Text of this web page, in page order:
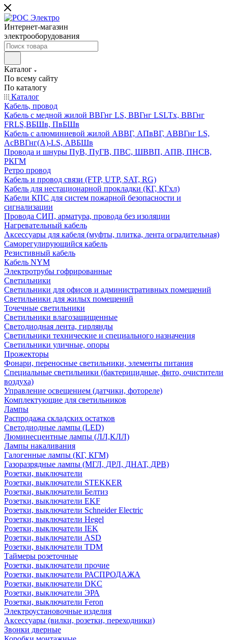
Интернет-магазин
электрооборудования
Каталог
По всему сайту
По каталогу
Каталог
Кабель, провод
Кабель с медной жилой ВВГнг LS, ВВГнг LSLTx, ВВГнг
FRLS,ВБШв, ПвБШв
Кабель с алюминиевой жилой АВВГ, АПвВГ, АВВГнг LS,
АсВВГнг(А)-LS, АВБШв
Провода и шнуры ПуВ, ПуГВ, ПВС, ШВВП, АПВ, ПНСВ,
РКГМ
Ретро провод
Кабель и провод связи (FTP, UTP, SAT, RG)
Кабель для нестационарной прокладки (КГ, КГхл)
Кабели КПС для систем пожарной безопасности и
сигнализации
Провода СИП, арматура, провода без изоляции
Нагревательный кабель
Аксессуары для кабеля (муфты, плитка, лента оградительная)
Саморегулирующийся кабель
Резистивный кабель
Кабель NYM
Электротрубы гофрированные
Светильники
Светильники для офисов и административных помещений
Светильники для жилых помещений
Точечные светильники
Светильники влагозащищенные
Светодиодная лента, гирлянды
Светильники технические и специального назначения
Светильники уличные, опоры
Прожекторы
Фонари, переносные светильники, элементы питания
Специальные светильники (бактерицидные, фито, очистители
воздуха)
Управление освещением (датчики, фотореле)
Комплектующие для светильников
Лампы
Распродажа складских остатков
Светодиодные лампы (LED)
Люминесцентные лампы (ЛЛ,КЛЛ)
Лампы накаливания
Галогенные лампы (КГ, КГМ)
Газоразрядные лампы (МГЛ, ДРЛ, ДНАТ, ДРВ)
Розетки, выключатели
Розетки, выключатели STEKKER
Розетки, выключатели Белтиз
Розетки, выключатели EKF
Розетки, выключатели Schneider Electric
Розетки, выключатели Hegel
Розетки, выключатели IEK
Розетки, выключатели ASD
Розетки, выключатели TDM
Таймеры розеточные
Розетки, выключатели прочие
Розетки, выключатели РАСПРОДАЖА
Розетки, выключатели DKC
Розетки, выключатели ЭРА
Розетки, выключатели Feron
Электроустановочные изделия
Аксессуары (вилки, розетки, переходники)
Звонки дверные